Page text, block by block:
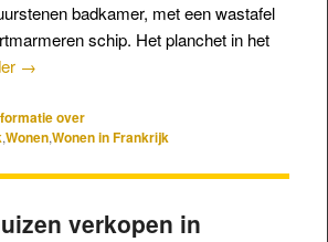
badkamer, met een wastafel
schip. Het planchet in het
→
over
,Wonen,Wonen in Frankrijk
verkopen in